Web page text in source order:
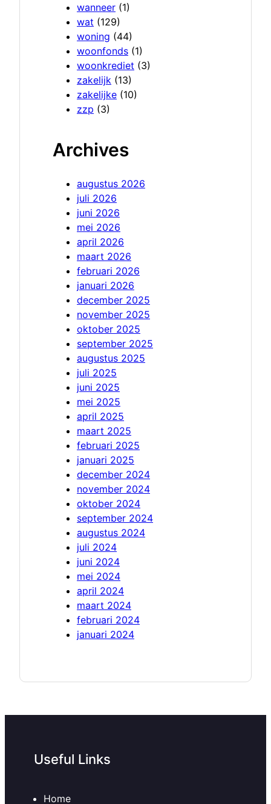
wanneer (1)
wat (129)
woning (44)
woonfonds (1)
woonkrediet (3)
zakelijk (13)
zakelijke (10)
zzp (3)
Archives
augustus 2026
juli 2026
juni 2026
mei 2026
april 2026
maart 2026
februari 2026
januari 2026
december 2025
november 2025
oktober 2025
september 2025
augustus 2025
juli 2025
juni 2025
mei 2025
april 2025
maart 2025
februari 2025
januari 2025
december 2024
november 2024
oktober 2024
september 2024
augustus 2024
juli 2024
juni 2024
mei 2024
april 2024
maart 2024
februari 2024
januari 2024
Useful Links
Home